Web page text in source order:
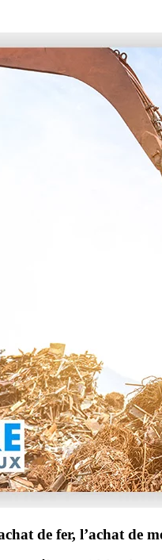
de fer, l’achat de